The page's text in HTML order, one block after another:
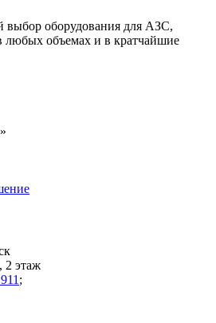
оборудования для АЗС,
любых объемах и в кратчайшие
2 этаж
;